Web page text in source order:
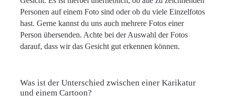
Personen auf einem Foto sind oder ob du viele Einzelfotos
hast. Gerne kannst du uns auch mehrere Fotos einer
Person übersenden. Achte bei der Auswahl der Fotos
darauf, dass wir das Gesicht gut erkennen können.
Was ist der Unterschied zwischen einer Karikatur
und einem Cartoon?